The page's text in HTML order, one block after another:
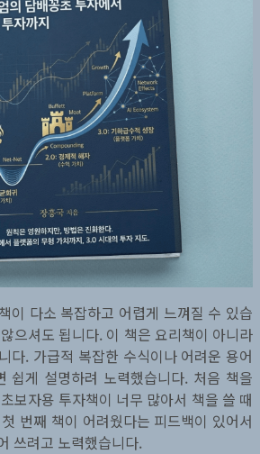
이 다소 복잡하고 어렵게 느껴질 수 있습
으셔도 됩니다. 이 책은 요리책이 아니라
다. 가급적 복잡한 수식이나 어려운 용어
쉽게 설명하려 노력했습니다. 처음 책을
보자용 투자책이 너무 많아서 책을 쓸 때
번째 책이 어려웠다는 피드백이 있어서
쓰려고 노력했습니다.